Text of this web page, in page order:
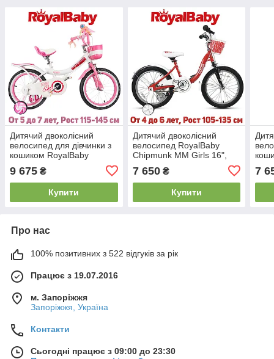
Дитячий двоколісний
велосипед для дівчинки з
кошиком RoyalBaby
OFFICIAL UA, біло-
рожевий
9 675 ₴
Купити
Дитячий двоколісний
велосипед RoyalBaby
Chipmunk MM Girls 16",
7 650₴
Купити
7
Про нас
100% позитивних з 522 відгуків за рік
Працює з 19.07.2016
м. Запоріжжя
Запоріжжя, Україна
Контакти
Сьогодні працює з 09:00 до 23:30